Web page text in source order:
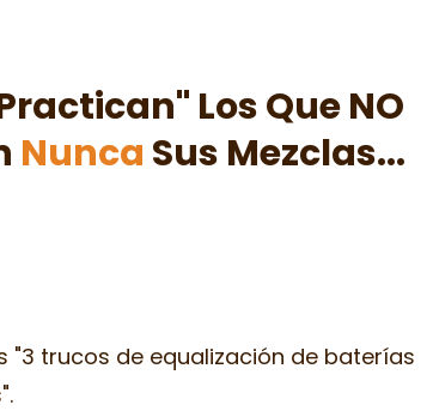
Los Que NO
Nunca Sus Mezclas...
"3 trucos de equalización de baterías